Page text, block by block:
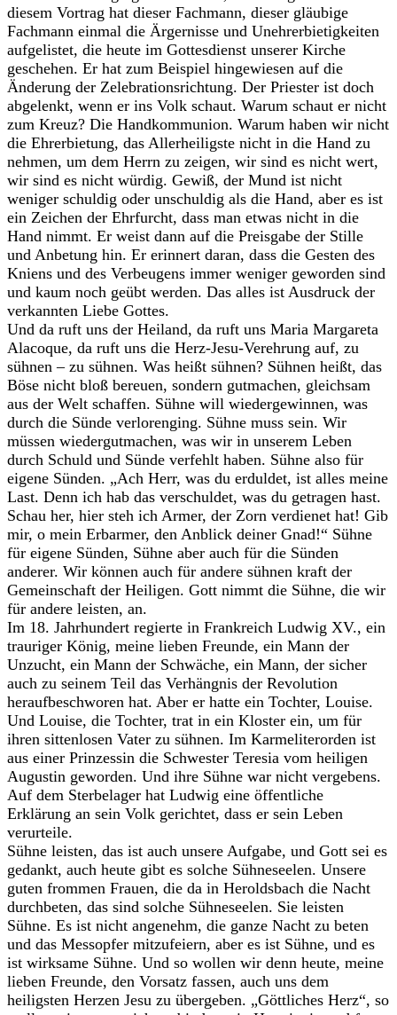
diesem Vortrag hat dieser Fachmann, dieser gläubige
Fachmann einmal die Ärgernisse und Unehrerbietigkeiten
aufgelistet, die heute im Gottesdienst unserer Kirche
geschehen. Er hat zum Beispiel hingewiesen auf die
Änderung der Zelebrationsrichtung. Der Priester ist doch
abgelenkt, wenn er ins Volk schaut. Warum schaut er nicht
zum Kreuz? Die Handkommunion. Warum haben wir nicht
die Ehrerbietung, das Allerheiligste nicht in die Hand zu
nehmen, um dem Herrn zu zeigen, wir sind es nicht wert,
wir sind es nicht würdig. Gewiß, der Mund ist nicht
weniger schuldig oder unschuldig als die Hand, aber es ist
ein Zeichen der Ehrfurcht, dass man etwas nicht in die
Hand nimmt. Er weist dann auf die Preisgabe der Stille
und Anbetung hin. Er erinnert daran, dass die Gesten des
Kniens und des Verbeugens immer weniger geworden sind
und kaum noch geübt werden. Das alles ist Ausdruck der
verkannten Liebe Gottes.
Und da ruft uns der Heiland, da ruft uns Maria Margareta
Alacoque, da ruft uns die Herz-Jesu-Verehrung auf, zu
sühnen – zu sühnen. Was heißt sühnen? Sühnen heißt, das
Böse nicht bloß bereuen, sondern gutmachen, gleichsam
aus der Welt schaffen. Sühne will wiedergewinnen, was
durch die Sünde verlorenging. Sühne muss sein. Wir
müssen wiedergutmachen, was wir in unserem Leben
durch Schuld und Sünde verfehlt haben. Sühne also für
eigene Sünden. „Ach Herr, was du erduldet, ist alles meine
Last. Denn ich hab das verschuldet, was du getragen hast.
Schau her, hier steh ich Armer, der Zorn verdienet hat! Gib
mir, o mein Erbarmer, den Anblick deiner Gnad!“ Sühne
für eigene Sünden, Sühne aber auch für die Sünden
anderer. Wir können auch für andere sühnen kraft der
Gemeinschaft der Heiligen. Gott nimmt die Sühne, die wir
für andere leisten, an.
Im 18. Jahrhundert regierte in Frankreich Ludwig XV., ein
trauriger König, meine lieben Freunde, ein Mann der
Unzucht, ein Mann der Schwäche, ein Mann, der sicher
auch zu seinem Teil das Verhängnis der Revolution
heraufbeschworen hat. Aber er hatte ein Tochter, Louise.
Und Louise, die Tochter, trat in ein Kloster ein, um für
ihren sittenlosen Vater zu sühnen. Im Karmeliterorden ist
aus einer Prinzessin die Schwester Teresia vom heiligen
Augustin geworden. Und ihre Sühne war nicht vergebens.
Auf dem Sterbelager hat Ludwig eine öffentliche
Erklärung an sein Volk gerichtet, dass er sein Leben
verurteile.
Sühne leisten, das ist auch unsere Aufgabe, und Gott sei es
gedankt, auch heute gibt es solche Sühneseelen. Unsere
guten frommen Frauen, die da in Heroldsbach die Nacht
durchbeten, das sind solche Sühneseelen. Sie leisten
Sühne. Es ist nicht angenehm, die ganze Nacht zu beten
und das Messopfer mitzufeiern, aber es ist Sühne, und es
ist wirksame Sühne. Und so wollen wir denn heute, meine
lieben Freunde, den Vorsatz fassen, auch uns dem
heiligsten Herzen Jesu zu übergeben. „Göttliches Herz“, so